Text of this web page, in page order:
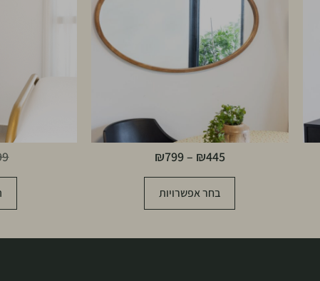
₪445
–
₪799
בחר אפשרויות